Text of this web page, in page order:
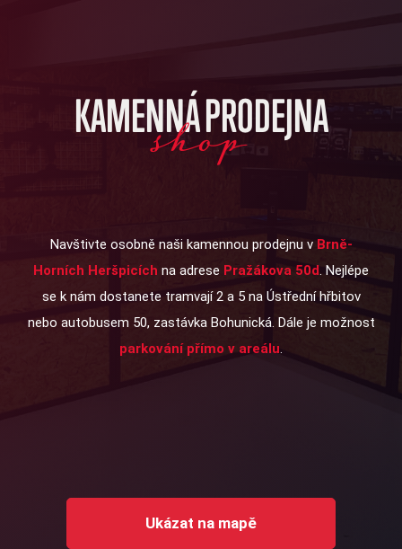
KAMENNÁ PRODEJNA
shop
Navštivte osobně naši kamennou prodejnu v Brně-
Horních Heršpicích na adrese Pražákova 50d. Nejlépe
se k nám dostanete tramvají 2 a 5 na Ústřední hřbitov
nebo autobusem 50, zastávka Bohunická. Dále je možnost
parkování přímo v areálu.
Ukázat na mapě